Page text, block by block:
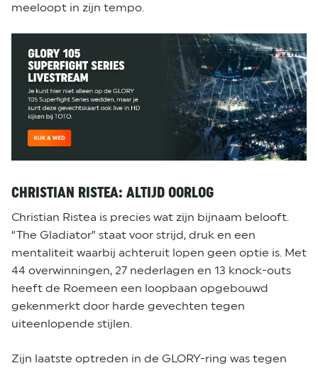
meeloopt in zijn tempo.
CHRISTIAN RISTEA: ALTIJD OORLOG
Christian Ristea is precies wat zijn bijnaam belooft.
“The Gladiator” staat voor strijd, druk en een
mentaliteit waarbij achteruit lopen geen optie is. Met
44 overwinningen, 27 nederlagen en 13 knock-outs
heeft de Roemeen een loopbaan opgebouwd
gekenmerkt door harde gevechten tegen
uiteenlopende stijlen.
Zijn laatste optreden in de GLORY-ring was tegen